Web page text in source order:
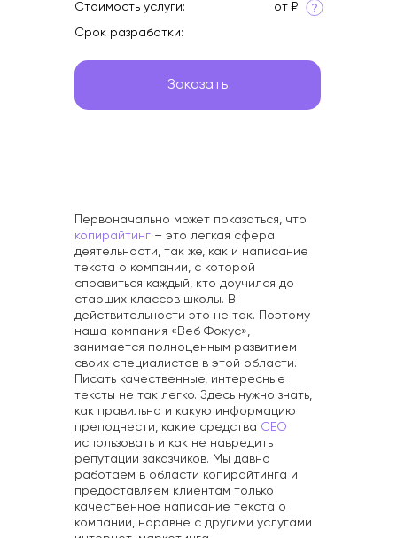
Стоимость услуги: от ₽
Срок разработки:
Заказать
Первоначально может показаться, что
копирайтинг – это легкая сфера
деятельности, так же, как и написание
текста о компании, с которой
справиться каждый, кто доучился до
старших классов школы. В
действительности это не так. Поэтому
наша компания «Веб Фокус»,
занимается полноценным развитием
своих специалистов в этой области.
Писать качественные, интересные
тексты не так легко. Здесь нужно знать,
как правильно и какую информацию
преподнести, какие средства СЕО
использовать и как не навредить
репутации заказчиков. Мы давно
работаем в области копирайтинга и
предоставляем клиентам только
качественное написание текста о
компании, наравне с другими услугами